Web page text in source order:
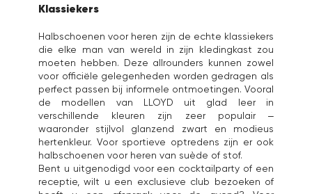
Klassiekers
Halbschoenen voor heren zijn de echte klassiekers
die elke man van wereld in zijn kledingkast zou
moeten hebben. Deze allrounders kunnen zowel
voor officiële gelegenheden worden gedragen als
perfect passen bij informele ontmoetingen. Vooral
de modellen van LLOYD uit glad leer in
verschillende kleuren zijn zeer populair –
waaronder stijlvol glanzend zwart en modieus
hertenkleur. Voor sportieve optredens zijn er ook
halbschoenen voor heren van suède of stof.
Bent u uitgenodigd voor een cocktailparty of een
receptie, wilt u een exclusieve club bezoeken of